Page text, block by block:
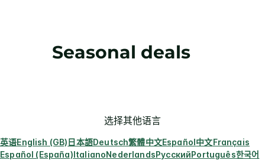
Seasonal deals
选择其他语言
英语English (GB)日本語Deutsch繁體中文Español中文Français
Español (España)ItalianoNederlandsРусскийPortuguês한국어